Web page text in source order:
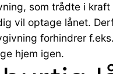
som trådte i
vil optage lånet.
forhindrer
hjem igen.